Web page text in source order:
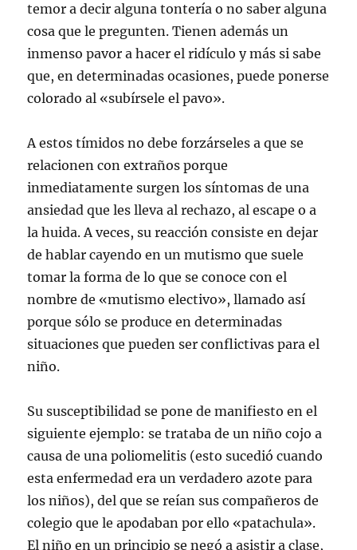
temor a decir alguna tontería o no saber alguna
cosa que le pregunten. Tienen además un
inmenso pavor a hacer el ridículo y más si sabe
que, en determinadas ocasiones, puede ponerse
colorado al «subírsele el pavo».
A estos tímidos no debe forzárseles a que se
relacionen con extraños porque
inmediatamente surgen los síntomas de una
ansiedad que les lleva al rechazo, al escape o a
la huida. A veces, su reacción consiste en dejar
de hablar cayendo en un mutismo que suele
tomar la forma de lo que se conoce con el
nombre de «mutismo electivo», llamado así
porque sólo se produce en determinadas
situaciones que pueden ser conflictivas para el
niño.
Su susceptibilidad se pone de manifiesto en el
siguiente ejemplo: se trataba de un niño cojo a
causa de una poliomelitis (esto sucedió cuando
esta enfermedad era un verdadero azote para
los niños), del que se reían sus compañeros de
colegio que le apodaban por ello «patachula».
El niño en un principio se negó a asistir a clase,